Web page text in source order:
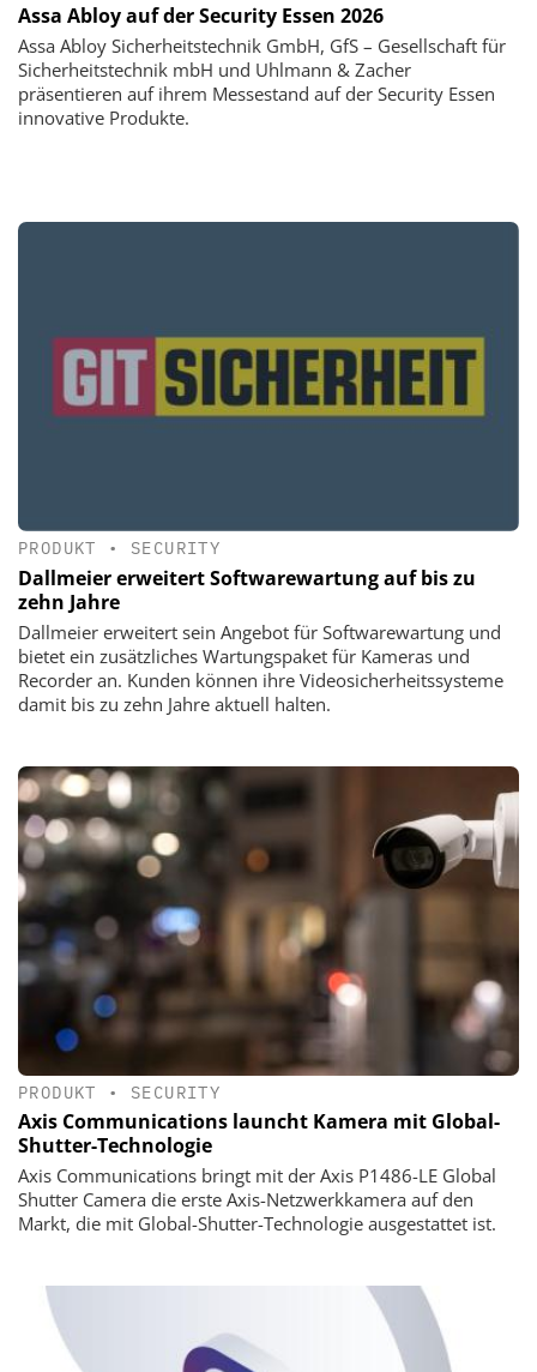
Assa Abloy auf der Security Essen 2026
Assa Abloy Sicherheitstechnik GmbH, GfS – Gesellschaft für
Sicherheitstechnik mbH und Uhlmann & Zacher
präsentieren auf ihrem Messestand auf der Security Essen
innovative Produkte.
PRODUKT • SECURITY
Dallmeier erweitert Softwarewartung auf bis zu
zehn Jahre
Dallmeier erweitert sein Angebot für Softwarewartung und
bietet ein zusätzliches Wartungspaket für Kameras und
Recorder an. Kunden können ihre Videosicherheitssysteme
damit bis zu zehn Jahre aktuell halten.
PRODUKT • SECURITY
Axis Communications launcht Kamera mit Global-
Shutter-Technologie
Axis Communications bringt mit der Axis P1486-LE Global
Shutter Camera die erste Axis-Netzwerkkamera auf den
Markt, die mit Global-Shutter-Technologie ausgestattet ist.